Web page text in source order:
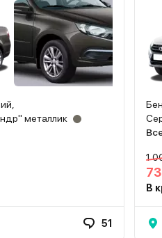
металлик
51
1
В